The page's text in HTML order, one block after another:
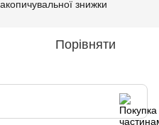
знижки
Порівняти